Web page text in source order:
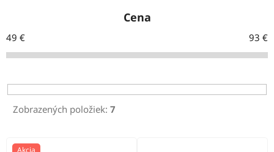
n
i
p
r
d
Cena
49 € 93 €
Zobrazených položiek: 7
V